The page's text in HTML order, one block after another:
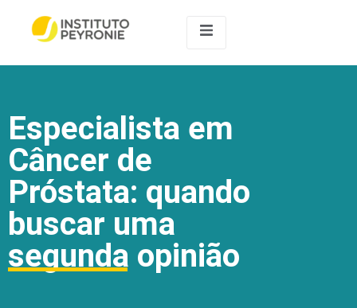
Especialista em
Câncer de
Próstata: quando
buscar uma
segunda opinião